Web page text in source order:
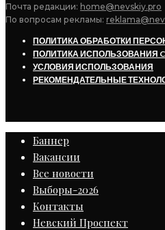
Почта редакции: home@nevskiy.pro
По вопросам рекламы:
ПОЛИТИКА ОБРАБОТКИ
ПОЛИТИКА ИСПОЛЬЗОВАНИЯ
УСЛОВИЯ ИСПОЛЬЗОВАНИЯ
РЕКОМЕНДАТЕЛЬНЫЕ
Баннер
Вакансии
Все новости
Выборы-2026
Контакты
Невский Проспект